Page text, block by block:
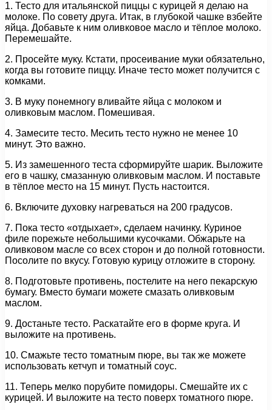
1. Тесто для итальянской пиццы с курицей я делаю на
молоке. По совету друга. Итак, в глубокой чашке взбейте
яйца. Добавьте к ним оливковое масло и тёплое молоко.
Перемешайте.
2. Просейте муку. Кстати, просеивание муки обязательно,
когда вы готовите пиццу. Иначе тесто может получится с
комками.
3. В муку понемногу вливайте яйца с молоком и
оливковым маслом. Помешивая.
4. Замесите тесто. Месить тесто нужно не менее 10
минут. Это важно.
5. Из замешенного теста сформируйте шарик. Выложите
его в чашку, смазанную оливковым маслом. И поставьте
в тёплое место на 15 минут. Пусть настоится.
6. Включите духовку нагреваться на 200 градусов.
7. Пока тесто «отдыхает», сделаем начинку. Куриное
филе порежьте небольшими кусочками. Обжарьте на
оливковом масле со всех сторон и до полной готовности.
Посолите по вкусу. Готовую курицу отложите в сторону.
8. Подготовьте противень, постелите на него пекарскую
бумагу. Вместо бумаги можете смазать оливковым
маслом.
9. Достаньте тесто. Раскатайте его в форме круга. И
выложите на противень.
10. Смажьте тесто томатным пюре, вы так же можете
использовать кетчуп и томатный соус.
11. Теперь мелко порубите помидоры. Смешайте их с
курицей. И выложите на тесто поверх томатного пюре.